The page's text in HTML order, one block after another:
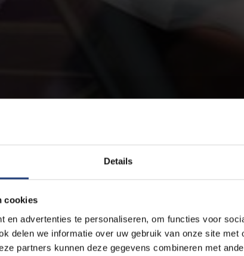
Details
cookies
en advertenties te personaliseren, om functies voor
delen we informatie over uw gebruik van onze site met
partners kunnen deze gegevens combineren met